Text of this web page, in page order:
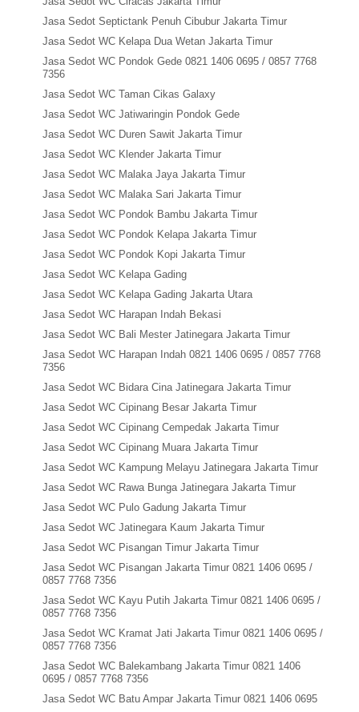
Jasa Sedot Septictank Penuh Cibubur Jakarta Timur
Jasa Sedot WC Kelapa Dua Wetan Jakarta Timur
Jasa Sedot WC Pondok Gede 0821 1406 0695 / 0857 7768
7356
Jasa Sedot WC Taman Cikas Galaxy
Jasa Sedot WC Jatiwaringin Pondok Gede
Jasa Sedot WC Duren Sawit Jakarta Timur
Jasa Sedot WC Klender Jakarta Timur
Jasa Sedot WC Malaka Jaya Jakarta Timur
Jasa Sedot WC Malaka Sari Jakarta Timur
Jasa Sedot WC Pondok Bambu Jakarta Timur
Jasa Sedot WC Pondok Kelapa Jakarta Timur
Jasa Sedot WC Pondok Kopi Jakarta Timur
Jasa Sedot WC Kelapa Gading
Jasa Sedot WC Kelapa Gading Jakarta Utara
Jasa Sedot WC Harapan Indah Bekasi
Jasa Sedot WC Bali Mester Jatinegara Jakarta Timur
Jasa Sedot WC Harapan Indah 0821 1406 0695 / 0857 7768
7356
Jasa Sedot WC Bidara Cina Jatinegara Jakarta Timur
Jasa Sedot WC Cipinang Besar Jakarta Timur
Jasa Sedot WC Cipinang Cempedak Jakarta Timur
Jasa Sedot WC Cipinang Muara Jakarta Timur
Jasa Sedot WC Kampung Melayu Jatinegara Jakarta Timur
Jasa Sedot WC Rawa Bunga Jatinegara Jakarta Timur
Jasa Sedot WC Pulo Gadung Jakarta Timur
Jasa Sedot WC Jatinegara Kaum Jakarta Timur
Jasa Sedot WC Pisangan Timur Jakarta Timur
Jasa Sedot WC Pisangan Jakarta Timur 0821 1406 0695 /
0857 7768 7356
Jasa Sedot WC Kayu Putih Jakarta Timur 0821 1406 0695 /
0857 7768 7356
Jasa Sedot WC Kramat Jati Jakarta Timur 0821 1406 0695 /
0857 7768 7356
Jasa Sedot WC Balekambang Jakarta Timur 0821 1406
0695 / 0857 7768 7356
Jasa Sedot WC Batu Ampar Jakarta Timur 0821 1406 0695